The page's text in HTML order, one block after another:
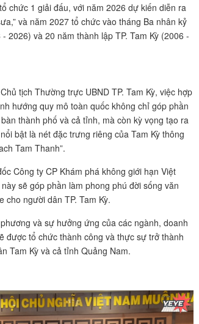
chức 1 giải đấu, với năm 2026 dự kiến diễn ra
và năm 2027 tổ chức vào tháng Ba nhân kỷ
2026) và 20 năm thành lập TP. Tam Kỳ (2006 -
tịch Thường trực UBND TP. Tam Kỳ, việc hợp
hướng quy mô toàn quốc không chỉ góp phần
thành phố và cả tỉnh, mà còn kỳ vọng tạo ra
bật là nét đặc trưng riêng của Tam Kỳ thông
Tam Thanh”.
Công ty CP Khám phá không giới hạn Việt
sẽ góp phần làm phong phú đời sống văn
cho người dân TP. Tam Kỳ.
và sự hưởng ứng của các ngành, doanh
được tổ chức thành công và thực sự trở thành
Tam Kỳ và cả tỉnh Quảng Nam.